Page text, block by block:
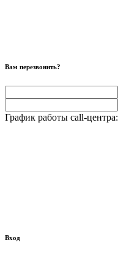
Вам перезвонить?
График работы call-центра:
Вход